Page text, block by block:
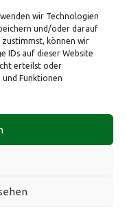
wir Technologien
und/oder darauf
zustimmst, können wir
IDs auf dieser Website
erteilst oder
Funktionen
Cookie-Richtlinie (EU)